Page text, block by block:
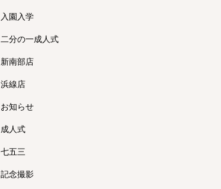
入園入学
二分の一成人式
新南部店
浜線店
お知らせ
成人式
七五三
記念撮影